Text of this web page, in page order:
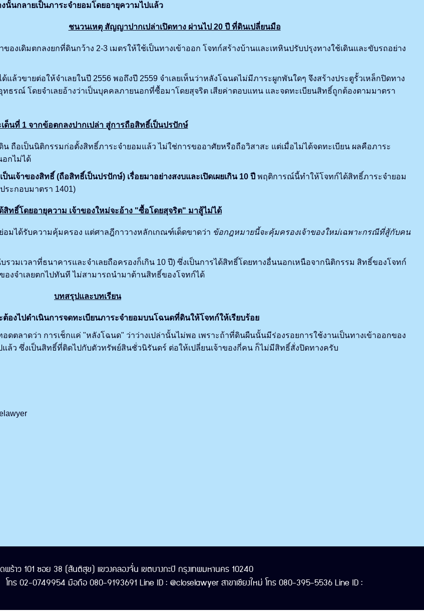
นั้นกลายเป็นภาระจำยอมโดยอายุความไปแล้ว
ชนวนเหตุ สัญญาปากเปล่าเปิดทาง ผ่านไป 20 ปี ที่ดินเปลี่ยนมือ
เดิมตกลงยกที่ดินกว้าง 2-3 เมตรให้ใช้เป็นทางเข้าออก โจทก์สร้างบ้านและเทหินปรับปรุงทางใช้เดินและขับรถอย่าง
ายต่อให้จำเลยในปี 2556 พอถึงปี 2559 จำเลยเห็นว่าหลังโฉนดไม่มีภาระผูกพันใดๆ จึงสร้างประตูรั้วเหล็กปิดทาง
รณ์ โดยจำเลยอ้างว่าเป็นบุคคลภายนอกที่ซื้อมาโดยสุจริต เสียค่าตอบแทน และจดทะเบียนสิทธิ์ถูกต้องตามมาตรา
เด็นที่ 1 จากข้อตกลงปากเปล่า สู่การถือสิทธิ์เป็นปรปักษ์
อเป็นนิติกรรมก่อตั้งสิทธิ์ภาระจำยอมแล้ว ไม่ใช่การขออาศัยหรือถือวิสาสะ แต่เมื่อไม่ได้จดทะเบียน ผลคือภาระ
อกไม่ได้
เจ้าของสิทธิ์ (ถือสิทธิ์เป็นปรปักษ์) เรื่อยมาอย่างสงบและเปิดเผยเกิน 10 ปี พฤติการณ์นี้ทำให้โจทก์ได้สิทธิ์ภาระจำยอม
ระกอบมาตรา 1401)
สิทธิ์โดยอายุความ เจ้าของใหม่จะอ้าง "ซื้อโดยสุจริต" มาสู้ไม่ได้
ได้รับความคุ้มครอง แต่ศาลฎีกาวางหลักเกณฑ์เด็ดขาดว่า ข้อกฎหมายนี้จะคุ้มครองเจ้าของใหม่เฉพาะกรณีที่สู้กับคน
รวมเวลาที่ธนาคารและจำเลยถือครองก็เกิน 10 ปี) ซึ่งเป็นการได้สิทธิ์โดยทางอื่นนอกเหนือจากนิติกรรม สิทธิ์ของโจทก์
งจำเลยตกไปทันที ไม่สามารถนำมาต้านสิทธิ์ของโจทก์ได้
บทสรุปและบทเรียน
ต้องไปดำเนินการจดทะเบียนภาระจำยอมบนโฉนดที่ดินให้โจทก์ให้เรียบร้อย
ดว่า การเช็กแค่ "หลังโฉนด" ว่าว่างเปล่านั้นไม่พอ เพราะถ้าที่ดินผืนนั้นมีร่องรอยการใช้งานเป็นทางเข้าออกของ
ล้ว ซึ่งเป็นสิทธิ์ที่ติดไปกับตัวทรัพย์สินชั่วนิรันดร์ ต่อให้เปลี่ยนเจ้าของกี่คน ก็ไม่มีสิทธิ์สั่งปิดทางครับ
ร้าว 101 ซอย 38 (สันติสุข) แขวงคลองจั่น เขตบางกะปิ กรุงเทพมหานคร 10240
ทร 02-0749954 มือถือ 080-9193691 Line ID : @closelawyer สาขาเชียงใหม่ โทร 080-395-5536 Line ID :